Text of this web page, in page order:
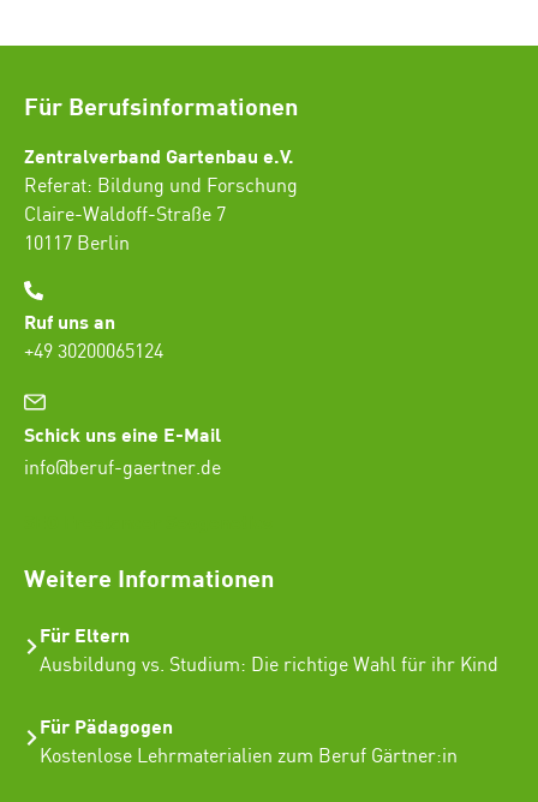
Für Berufsinformationen
Zentralverband Gartenbau e.V.
Referat: Bildung und Forschung
Claire-Waldoff-Straße 7
10117 Berlin
Ruf uns an
+49 30200065124
Schick uns eine E-Mail
info@beruf-gaertner.de
Weitere Informationen
Für Eltern
Ausbildung vs. Studium: Die richtige Wahl für ihr Kind
Für Pädagogen
Kostenlose Lehrmaterialien zum Beruf Gärtner:in